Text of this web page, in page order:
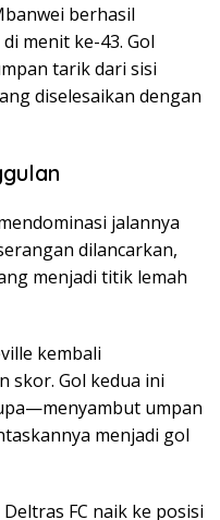
berhasil
menit ke-43. Gol
tarik dari sisi
diselesaikan dengan
jalannya
dilancarkan,
menjadi titik lemah
kembali
skor. Gol kedua ini
umpan
menjadi gol
FC naik ke posisi